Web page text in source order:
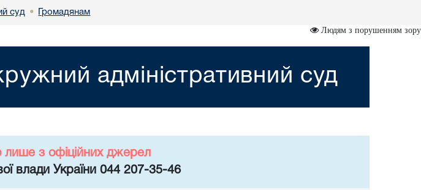
суд • Громадянам
Людям з порушенням зору
адміністративний суд
з офіційних джерел
влади України 044 207-35-46